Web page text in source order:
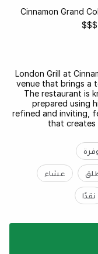
Cinnamon Grand
$$$
London Grill at
venue that brings a
The restaurant is
prepared using
refined and inviting,
that creates
عشاء
نقدًا